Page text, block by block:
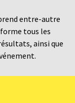
entre-autre
tous les
ainsi que